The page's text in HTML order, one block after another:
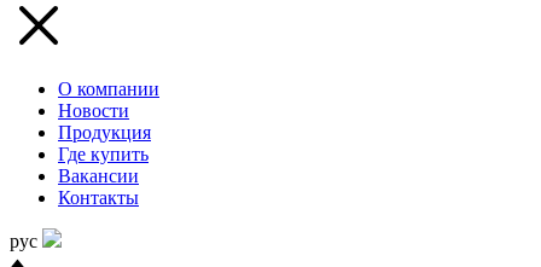
О компании
Новости
Продукция
Где купить
Вакансии
Контакты
рус